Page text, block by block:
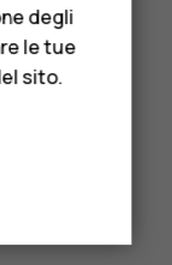
degli
le tue
sito.